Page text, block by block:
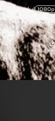
1080p ایران